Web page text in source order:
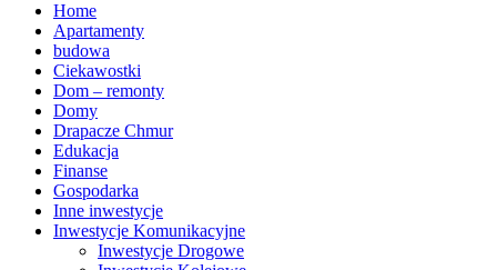
Home
Apartamenty
budowa
Ciekawostki
Dom – remonty
Domy
Drapacze Chmur
Edukacja
Finanse
Gospodarka
Inne inwestycje
Inwestycje Komunikacyjne
Inwestycje Drogowe